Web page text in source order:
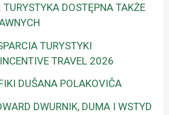
TURYSTYKA DOSTĘPNA TAKŻE
TURYSTYKI
TRAVEL 2026
DUŠANA POLAKOVIČA
DWURNIK, DUMA I WSTYD